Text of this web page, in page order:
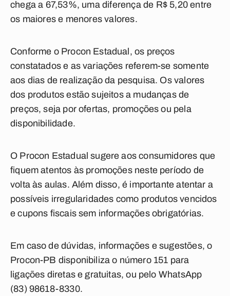
chega a 67,53%, uma diferença de R$ 5,20 entre
os maiores e menores valores.
Conforme o Procon Estadual, os preços
constatados e as variações referem-se somente
aos dias de realização da pesquisa. Os valores
dos produtos estão sujeitos a mudanças de
preços, seja por ofertas, promoções ou pela
disponibilidade.
O Procon Estadual sugere aos consumidores que
fiquem atentos às promoções neste período de
volta às aulas. Além disso, é importante atentar a
possíveis irregularidades como produtos vencidos
e cupons fiscais sem informações obrigatórias.
Em caso de dúvidas, informações e sugestões, o
Procon-PB disponibiliza o número 151 para
ligações diretas e gratuitas, ou pelo WhatsApp
(83) 98618-8330.